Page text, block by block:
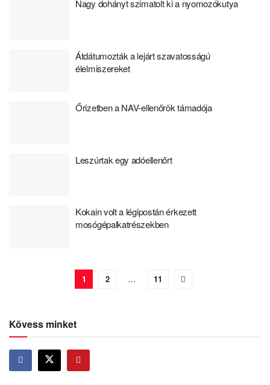
Nagy dohányt szimatolt ki a nyomozókutya
Átdátumozták a lejárt szavatosságú
élelmiszereket
Őrizetben a NAV-ellenőrök támadója
Leszúrtak egy adóellenőrt
Kokain volt a légipostán érkezett
mosógépalkatrészekben
1 2 … 11
Kövess minket